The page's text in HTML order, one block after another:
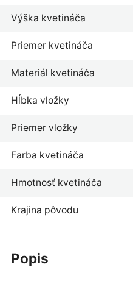
popis
Výška kvetináča
Priemer kvetináča
Materiál kvetináča
Hĺbka vložky
Priemer vložky
Farba kvetináča
Hmotnosť kvetináča
Krajina pôvodu